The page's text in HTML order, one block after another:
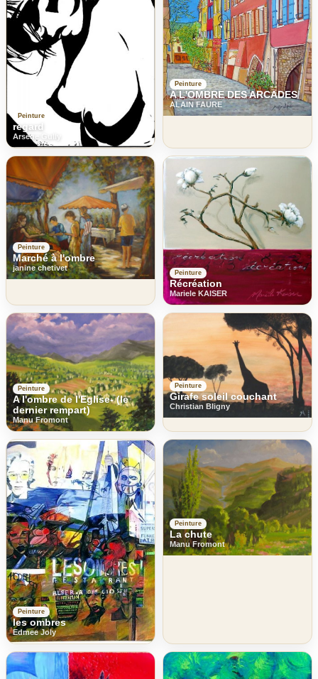
Peinture
regard
Arsene Gully
Peinture
A L'OMBRE DES ARCADES
ALAIN FAURE
Peinture
Marché à l'ombre
janine chetivet
Peinture
Récréation
Mariele KAISER
Peinture
A l'ombre de l'Eglise- (le
dernier rempart)
Manu Fromont
Peinture
Girafe soleil couchant
Christian Bligny
Peinture
les ombres
Edmee Joly
Peinture
La chute
Manu Fromont